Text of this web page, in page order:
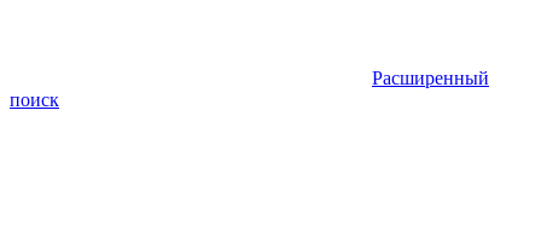
Расширенный
поиск